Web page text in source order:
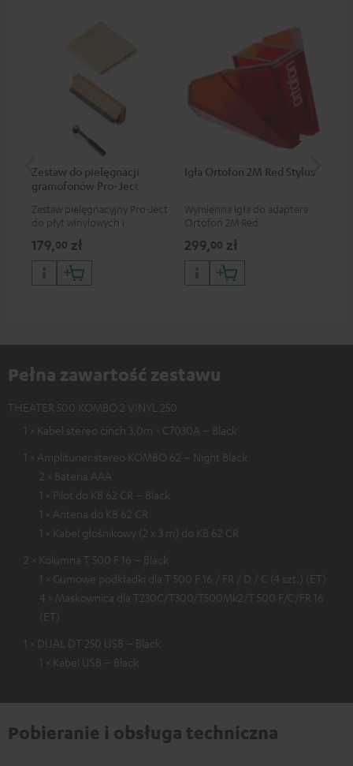
Zestaw do pielęgnacji
gramofonów Pro-Ject
Zestaw pielęgnacyjny Pro-Ject
do płyt winylowych i
w sklepie internetowym Teufel
179,00 zł
Igła Ortofon 2M Red Stylus
Wymienna igła do adaptera
Ortofon 2M Red
299,00 zł
Pełna zawartość zestawu
THEATER 500 KOMBO 2 VINYL 250
1 × Kabel stereo cinch 3.0m - C7030A – Black
1 × Amplituner stereo KOMBO 62 – Night Black
2 × Bateria AAA
1 × Pilot do KB 62 CR – Black
1 × Antena do KB 62 CR
1 × Kabel głośnikowy (2 x 3 m) do KB 62 CR
2 × Kolumna T 500 F 16 – Black
1 × Gumowe podkładki dla T 500 F 16 / FR / D / C (4 szt.) (ET)
4 × Maskownica dla T230C/T300/T500Mk2/T 500 F/C/FR 16
(ET)
1 × DUAL DT 250 USB – Black
1 × Kabel USB – Black
Pobieranie i obsługa techniczna